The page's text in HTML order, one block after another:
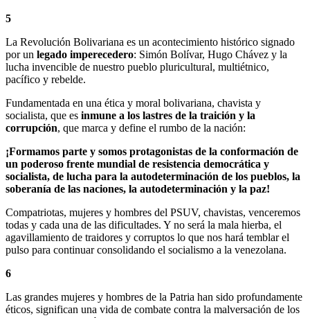
5
La Revolución Bolivariana es un acontecimiento histórico signado
por un legado imperecedero: Simón Bolívar, Hugo Chávez y la
lucha invencible de nuestro pueblo pluricultural, multiétnico,
pacífico y rebelde.
Fundamentada en una ética y moral bolivariana, chavista y
socialista, que es inmune a los lastres de la traición y la
corrupción, que marca y define el rumbo de la nación:
¡Formamos parte y somos protagonistas de la conformación de
un poderoso frente mundial de resistencia democrática y
socialista, de lucha para la autodeterminación de los pueblos, la
soberanía de las naciones, la autodeterminación y la paz!
Compatriotas, mujeres y hombres del PSUV, chavistas, venceremos
todas y cada una de las dificultades. Y no será la mala hierba, el
agavillamiento de traidores y corruptos lo que nos hará temblar el
pulso para continuar consolidando el socialismo a la venezolana.
6
Las grandes mujeres y hombres de la Patria han sido profundamente
éticos, significan una vida de combate contra la malversación de los